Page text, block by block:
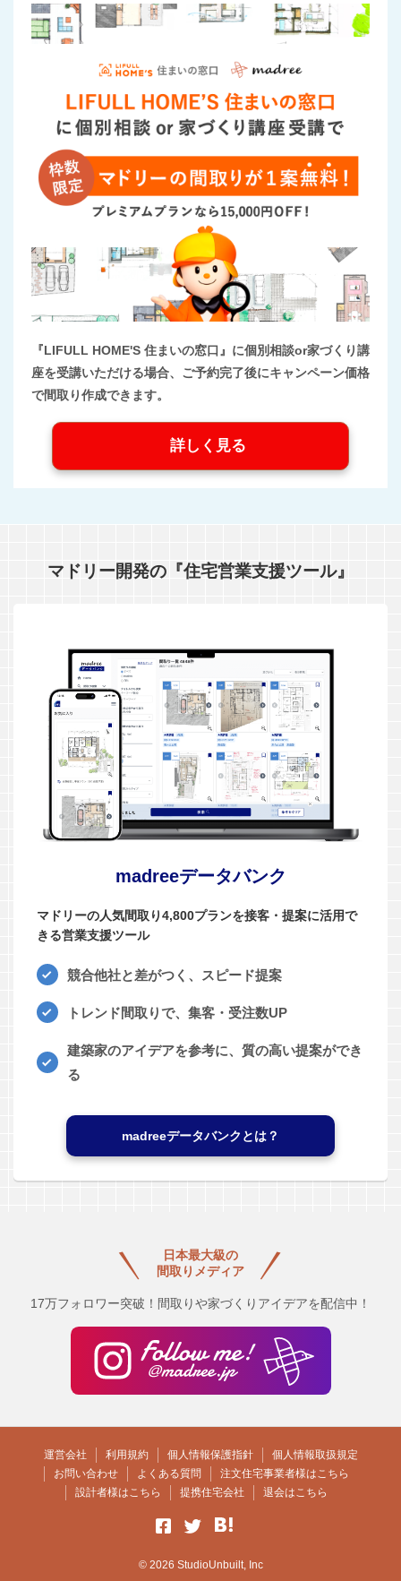
『LIFULL HOME'S 住まいの窓口』に個別相談or家づくり講
座を受講いただける場合、ご予約完了後にキャンペーン価格
で間取り作成できます。
詳しく見る
マドリー開発の『住宅営業支援ツール』
madreeデータバンク
マドリーの人気間取り4,800プランを接客・提案に活用で
きる営業支援ツール
競合他社と差がつく、スピード提案
トレンド間取りで、集客・受注数UP
建築家のアイデアを参考に、質の高い提案ができ
る
madreeデータバンクとは？
日本最大級の
間取りメディア
17万フォロワー突破！間取りや家づくりアイデアを配信中！
運営会社 利用規約 個人情報保護指針
個人情報取扱規定
お問い合わせ
よくある質問
注文住宅事業者様はこちら
設計者様はこちら
提携住宅会社 退会はこちら
© 2026 StudioUnbuilt, Inc